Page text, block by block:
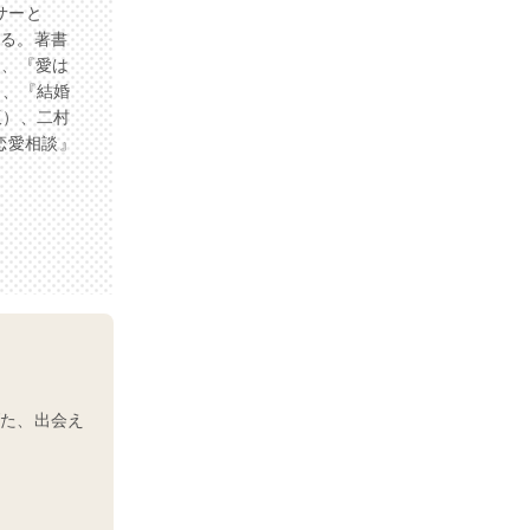
ーと
。著書
『愛は
『結婚
、二村
愛相談』
、出会え